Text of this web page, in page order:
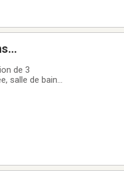
de 3
salle de bain